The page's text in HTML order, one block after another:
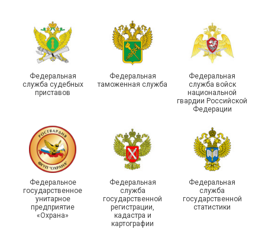
Единство традиций и сила
организаций ГУФСИН
России по Пермскому
краю приняли участие в
туристическом слете
215-й юбилей
государственной
статистики отметили в
Республике Саха (Якутия)
Храбрым детям – добрые
подарки
Федеральная
служба судебных
приставов
Федеральная
таможенная служба
Федеральная
служба войск
национальной
гвардии Российской
Федерации
Федеральное
государственное
унитарное
предприятие
«Охрана»
Федеральная
служба
государственной
регистрации,
кадастра и
картографии
Федеральная
служба
государственной
статистики